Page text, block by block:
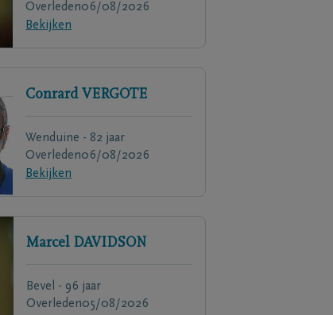
Overleden06/08/2026
Bekijken
Conrard VERGOTE
Wenduine - 82 jaar
Overleden06/08/2026
Bekijken
Marcel DAVIDSON
Bevel - 96 jaar
Overleden05/08/2026